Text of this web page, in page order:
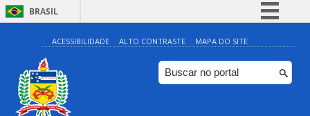
BRASIL
Simplifique!
Comunica BR
Participe
ACESSIBILIDADE ALTO CONTRASTE MAPA DO SITE